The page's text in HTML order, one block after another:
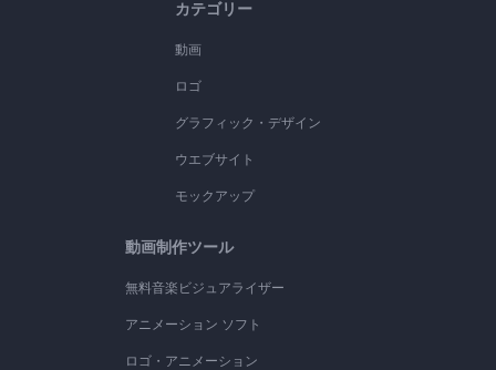
カテゴリー
動画
ロゴ
グラフィック・デザイン
ウエブサイト
モックアップ
動画制作ツール
無料音楽ビジュアライザー
アニメーション ソフト
ロゴ・アニメーション